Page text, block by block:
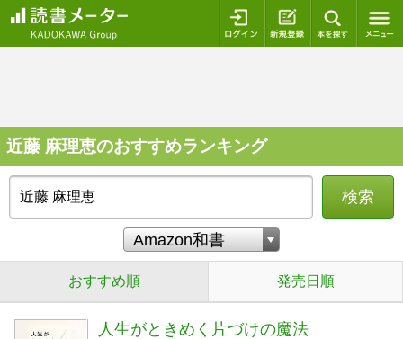
ログイン 新規登録
近藤 麻理恵のおすすめランキング
検索
おすすめ順 発売日順
人生がときめく片づけの魔法